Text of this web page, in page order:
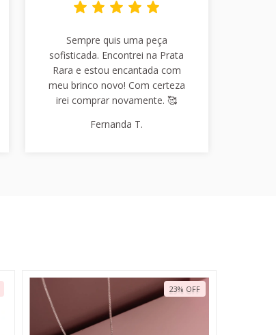
Sempre quis uma peça
sofisticada. Encontrei na Prata
Rara e estou encantada com
meu brinco novo! Com certeza
irei comprar novamente. 🥰
Fernanda T.
23% OFF